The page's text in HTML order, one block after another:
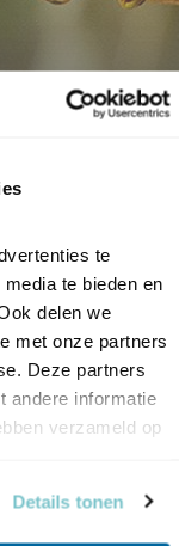
te
te bieden en
delen we
met onze partners
Deze partners
andere informatie
verzameld op
Details tonen
in Nederland.
omhoog
te